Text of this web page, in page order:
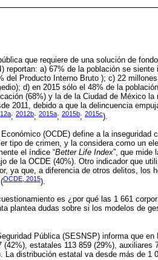
que requiere de una solución de
reportan: a) 67% de la población se
del Producto Interno Bruto ); c) 22
d) en 2015 sólo el 48% de la
(68%) y la de la Ciudad de México la
2011, debido a que la delincuencia
; 2012b; 2015a; 2015b; 2015c).
(OCDE) define a la inseguridad
tipo de crimen, y la considera como un
el índice “Better Life Index”, que mide
de la OCDE (40%). Otro indicador que
ya que, a diferencia de otros delitos, los
OCDE, 2015).
es ¿por qué las 1 661
plantea dudas sobre si los modelos de
Pública (SESNSP) informa que
estatales 113 859 (29%), auxiliares
distribución estatal va desde más de 1